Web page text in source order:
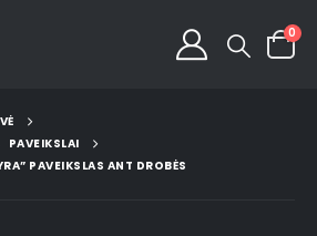
0
PAVEIKSLAI
PAVEIKSLAS ANT DROBĖS